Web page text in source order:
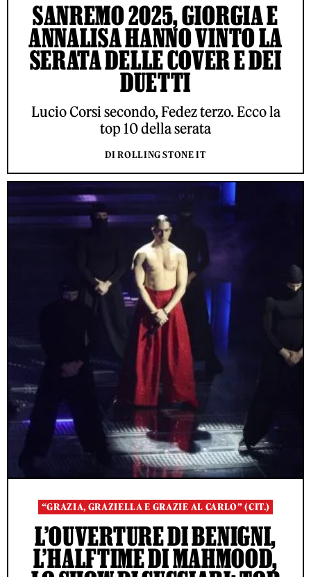
SANREMO 2025, GIORGIA E
ANNALISA HANNO VINTO LA
SERATA DELLE COVER E DEI
DUETTI
Lucio Corsi secondo, Fedez terzo. Ecco la
top 10 della serata
DI ROLLING STONE IT
“GRAZIA, GRAZIELLA E GRAZIE AL CARLO” (CIT.)
L’OUVERTURE DI BENIGNI,
L’HALFTIME DI MAHMOOD,